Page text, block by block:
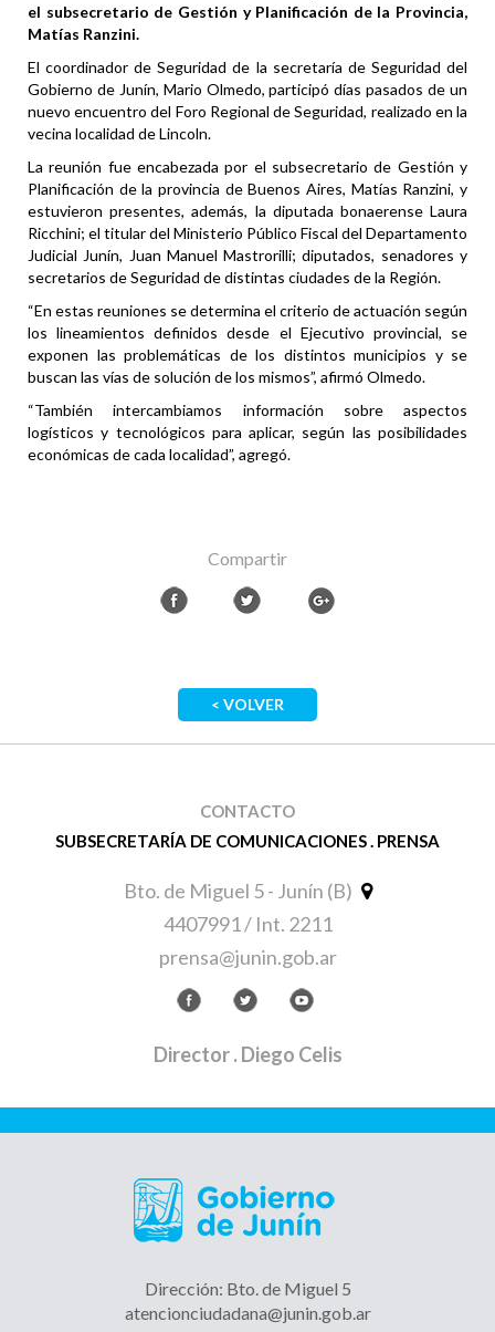
el subsecretario de Gestión y Planificación de la Provincia,
Matías Ranzini.
El coordinador de Seguridad de la secretaría de Seguridad del
Gobierno de Junín, Mario Olmedo, participó días pasados de un
nuevo encuentro del Foro Regional de Seguridad, realizado en la
vecina localidad de Lincoln.
La reunión fue encabezada por el subsecretario de Gestión y
Planificación de la provincia de Buenos Aires, Matías Ranzini, y
estuvieron presentes, además, la diputada bonaerense Laura
Ricchini; el titular del Ministerio Público Fiscal del Departamento
Judicial Junín, Juan Manuel Mastrorilli; diputados, senadores y
secretarios de Seguridad de distintas ciudades de la Región.
“En estas reuniones se determina el criterio de actuación según
los lineamientos definidos desde el Ejecutivo provincial, se
exponen las problemáticas de los distintos municipios y se
buscan las vías de solución de los mismos”, afirmó Olmedo.
“También intercambiamos información sobre aspectos
logísticos y tecnológicos para aplicar, según las posibilidades
económicas de cada localidad”, agregó.
Compartir
< VOLVER
CONTACTO
SUBSECRETARÍA DE COMUNICACIONES . PRENSA
Bto. de Miguel 5 - Junín (B)
4407991 / Int. 2211
prensa@junin.gob.ar
Director. Diego Celis
Dirección: Bto. de Miguel 5
atencionciudadana@junin.gob.ar